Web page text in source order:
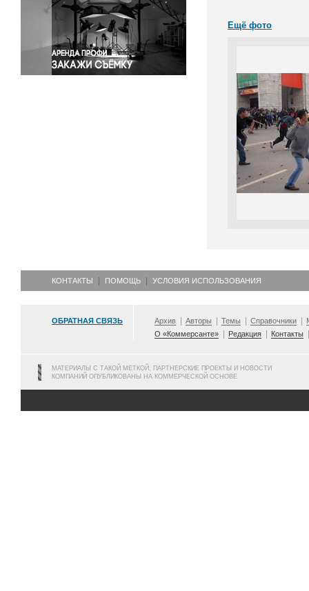
Спорт
Экология
Экономика и бизнес
Ещё фото
КОНТАКТЫ ПОМОЩЬ УСЛОВИЯ ИСПОЛЬЗОВАНИЯ
ОБРАТНАЯ СВЯЗЬ Архив Авторы Темы Справочники
О «Коммерсанте»
Редакция Контакты
МАТЕРИАЛЫ С ТАКОЙ МЕТКОЙ, ПАРТНЕРСКИЕ ПРОЕКТЫ И НОВОСТИ
КОМПАНИЙ ОПУБЛИКОВАНЫ НА КОММЕРЧЕСКОЙ ОСНОВЕ